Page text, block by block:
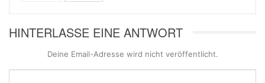
HINTERLASSE EINE ANTWORT
Deine Email-Adresse wird nicht veröffentlicht.